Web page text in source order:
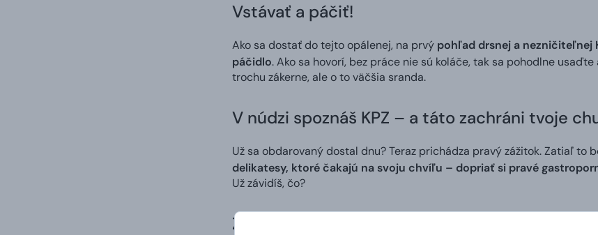
Vstávať a páčiť!
Ako sa dostať do tejto opálenej, na prvýpohľad drsnej a nezničiteľnej
páčidlo. Ako sa hovorí, bez práce nie sú koláče, tak sa pohodlne
trochu zákerne, ale o to väčšia sranda.
V núdzi spoznáš KPZ – a táto zachráni tvoje
Už sa obdarovaný dostal dnu? Teraz prichádza pravý zážitok. Zatiaľ to
delikatesy, ktoré čakajú na svoju chvíľu – dopriať si pravé
Už závidíš, čo?
Zážitok zaručený